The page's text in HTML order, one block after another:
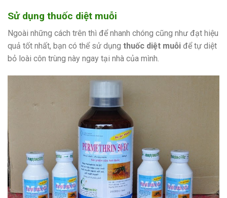
Sử dụng thuốc diệt muỗi
Ngoài những cách trên thì để nhanh chóng cũng như đạt hiệu
quả tốt nhất, bạn có thể sử dụng thuốc diệt muỗi để tự diệt
bỏ loài côn trùng này ngay tại nhà của mình.